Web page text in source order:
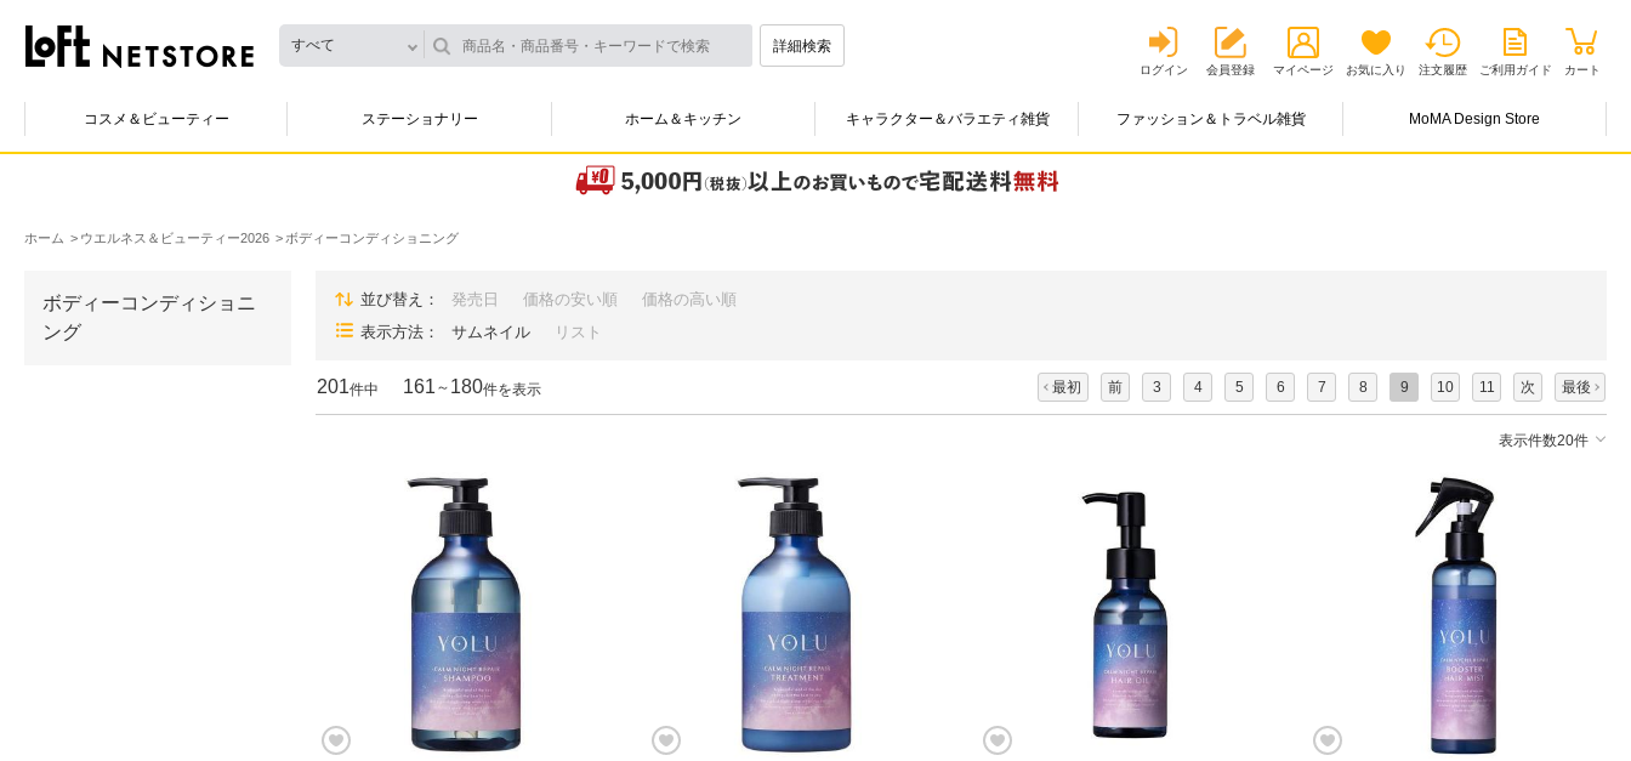
すべて 詳細検索
ログイン 会員登録 マイページ お気に入り 注文履歴 ご利用ガイド カート
コスメ＆ビューティー ステーショナリー ホーム＆キッチン キャラクター＆バラエティ雑貨 ファッション＆トラベル雑貨 MoMA Design Store
ホーム ウエルネス＆ビューティー2026 ボディーコンディショニング
ボディーコンディショニ
ング
並び替え 発売日 価格の安い順
価格の高い順
表示方法
サムネイル リスト
201件中 161 ～ 180件を表示 最初 前 3 4 5 6 7 8 9 10 11 次 最後
表示件数20件